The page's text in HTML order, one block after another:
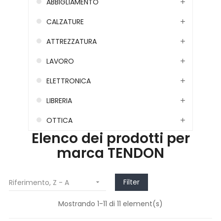
ABBIGLIAMENTO
CALZATURE
ATTREZZATURA
LAVORO
ELETTRONICA
LIBRERIA
OTTICA
Elenco dei prodotti per
marca TENDON
Riferimento, Z - A  Filter
Mostrando 1-11 di 11 element(s)